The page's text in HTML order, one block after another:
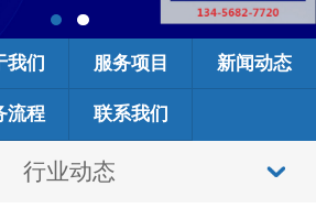
我们 服务项目 新闻动态
流程 联系我们
行业动态